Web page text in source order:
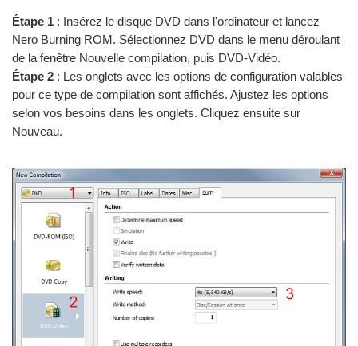
Étape 1 : Insérez le disque DVD dans l'ordinateur et lancez
Nero Burning ROM. Sélectionnez DVD dans le menu déroulant
de la fenêtre Nouvelle compilation, puis DVD-Vidéo.
Étape 2 : Les onglets avec les options de configuration valables
pour ce type de compilation sont affichés. Ajustez les options
selon vos besoins dans les onglets. Cliquez ensuite sur
Nouveau.